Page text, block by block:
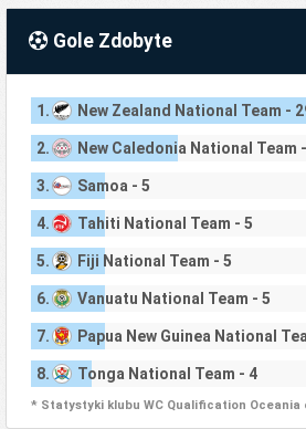
Gole Zdobyte
1. New Zealand National Team -
2. New Caledonia National Team
3. Samoa - 5
4. Tahiti National Team - 5
5. Fiji National Team - 5
6. Vanuatu National Team - 5
7. Papua New Guinea National
8. Tonga National Team - 4
* Statystyki klubu WC Qualification Oceania